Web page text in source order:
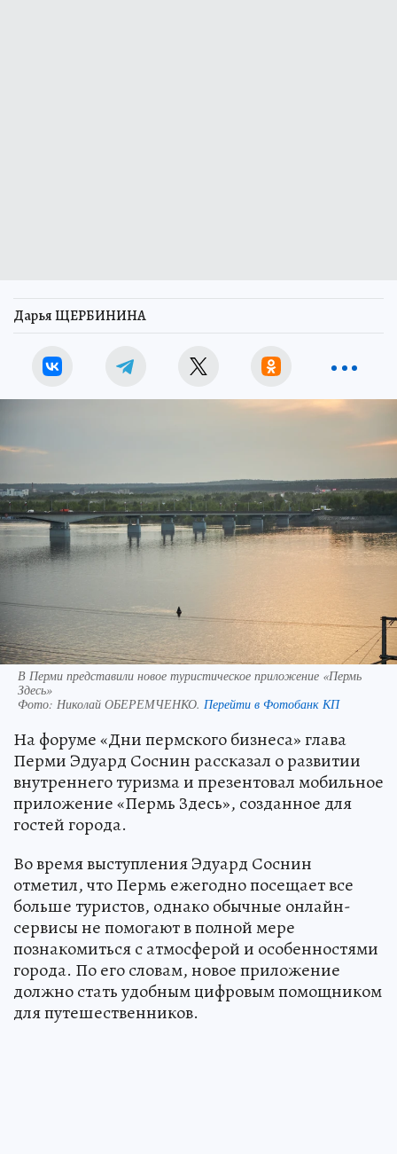
Дарья ЩЕРБИНИНА
В Перми представили новое туристическое приложение «Пермь
Здесь»
Фото: Николай ОБЕРЕМЧЕНКО. Перейти в Фотобанк КП
На форуме «Дни пермского бизнеса» глава
Перми Эдуард Соснин рассказал о развитии
внутреннего туризма и презентовал мобильное
приложение «Пермь Здесь», созданное для
гостей города.
Во время выступления Эдуард Соснин
отметил, что Пермь ежегодно посещает все
больше туристов, однако обычные онлайн-
сервисы не помогают в полной мере
познакомиться с атмосферой и особенностями
города. По его словам, новое приложение
должно стать удобным цифровым помощником
для путешественников.